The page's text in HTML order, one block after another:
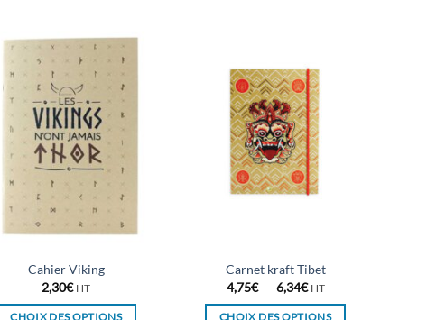
a
plusieurs
variations.
Les
options
peuvent
être
choisies
sur
du
produit
variations.
Les
options
peuvent
être
choisies
du
produit
Cahier Viking
2,30€ HT
CHOIX DES OPTIONS
Carnet kraft Tibet
4,75€ – 6,34€Plage
prix :
HT
CHOIX DES OPTIONS